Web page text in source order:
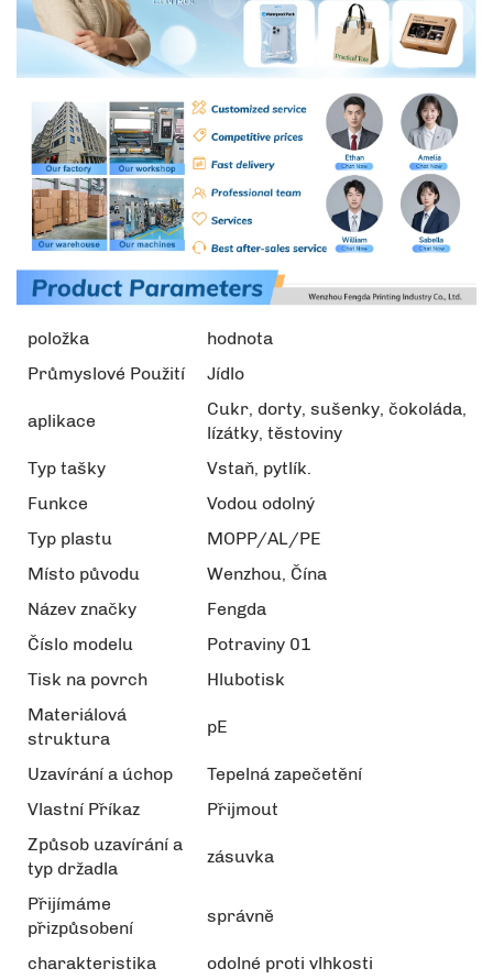
položka
hodnota
Průmyslové Použití
Jídlo
aplikace
Cukr, dorty, sušenky, čokoláda,
lízátky, těstoviny
Typ tašky
Vstaň, pytlík.
Funkce
Vodou odolný
Typ plastu
MOPP/AL/PE
Místo původu
Wenzhou, Čína
Název značky
Fengda
Číslo modelu
Potraviny 01
Tisk na povrch
Hlubotisk
Materiálová
struktura
pE
Uzavírání a úchop
Tepelná zapečetění
Vlastní Příkaz
Přijmout
Způsob uzavírání a
typ držadla
zásuvka
Přijímáme
přizpůsobení
správně
charakteristika odolné proti vlhkosti